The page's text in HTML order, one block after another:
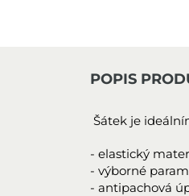
POPIS
Šátek je
- elastický
- výborné
- antipachová